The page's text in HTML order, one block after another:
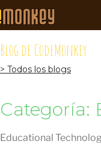
Blog de CodeMonkey
> Todos los blogs
Categoría:
Educational